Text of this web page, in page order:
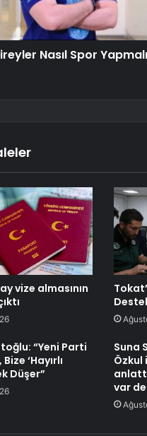
Nasıl Spor
vize almasının
“Yeni Parti
‘Hayırlı
Düşer”
Suna
Özkul
var